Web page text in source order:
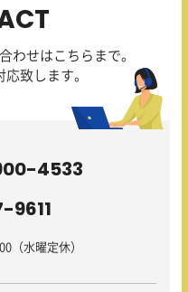
わせはこちらまで。
致します。
4533
9611
（水曜定休）